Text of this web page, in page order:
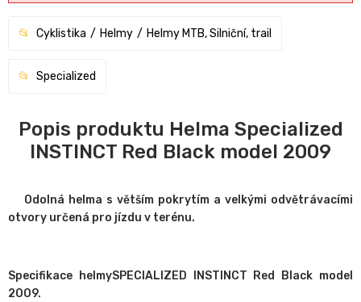
Cyklistika Helmy Helmy MTB, Silniční, trail
Specialized
Popis produktu Helma Specialized
INSTINCT Red Black model 2009
Odolná helma s větším pokrytím a velkými odvětrávacími
otvory určená pro jízdu v terénu.
Specifikace helmySPECIALIZED INSTINCT Red Black model
2009.